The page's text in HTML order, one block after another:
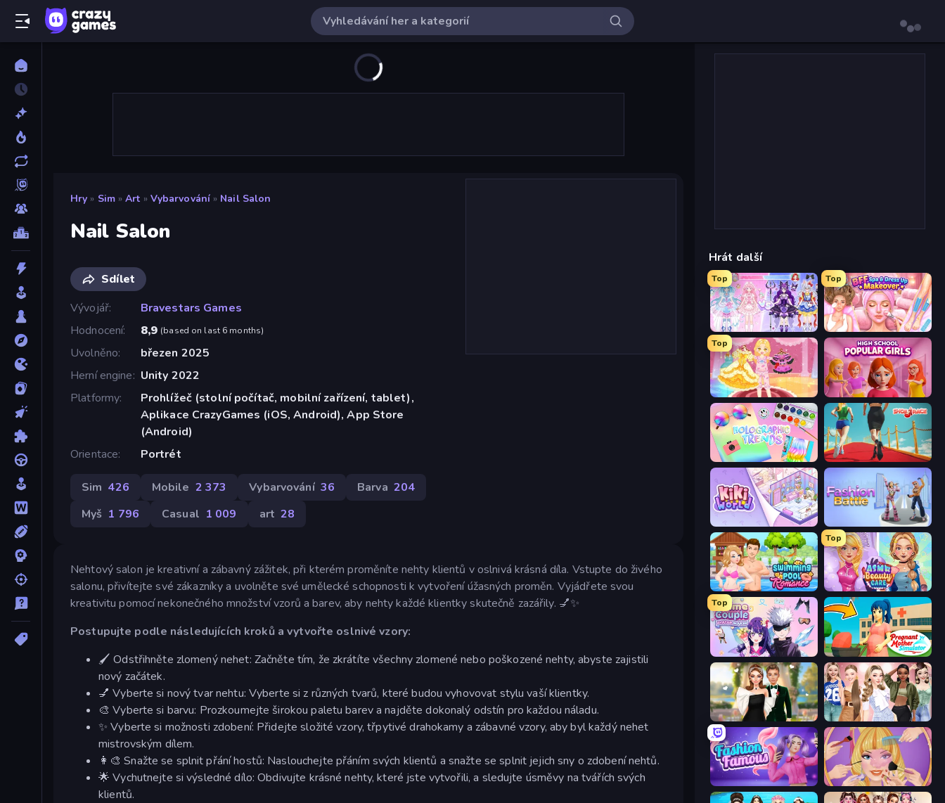
Hry » Sim » Art » Vybarvování » Nail Salon
Nail Salon
Sdílet
Vývojář
Bravestars Games
Hodnocení
8,9 (based on last 6 months)
Uvolněno
březen 2025
Herní engine
Unity 2022
Platformy
Prohlížeč (stolní počítač, mobilní zařízení, tablet),
Aplikace CrazyGames (iOS, Android), App Store
(Android)
Orientace
Portrét
Sim 426 Mobile 2 373 Vybarvování 36 Barva 204
Myš 1 796 Casual 1 009 art 28
Nehtový salon je kreativní a zábavný zážitek, při kterém proměníte nehty klientů v oslnivá krásná díla. Vstupte do živého
salonu, přivítejte své zákazníky a uvolněte své umělecké schopnosti k vytvoření úžasných proměn. Vyjádřete svou
kreativitu pomocí nekonečného množství vzorů a barev, aby nehty každé klientky skutečně zazářily. 💅✨
Postupujte podle následujících kroků a vytvořte oslnivé vzory:
🖌️ Odstřihněte zlomený nehet: Začněte tím, že zkrátíte všechny zlomené nebo poškozené nehty, abyste zajistili
nový začátek.
💅 Vyberte si nový tvar nehtu: Vyberte si z různých tvarů, které budou vyhovovat stylu vaší klientky.
🎨 Vyberte si barvu: Prozkoumejte širokou paletu barev a najděte dokonalý odstín pro každou náladu.
✨ Vyberte si možnosti zdobení: Přidejte složité vzory, třpytivé drahokamy a zábavné vzory, aby byl každý nehet
mistrovským dílem.
👩‍🎨 Snažte se splnit přání hostů: Naslouchejte přáním svých klientů a snažte se splnit jejich sny o zdobení nehtů.
🌟 Vychutnejte si výsledné dílo: Obdivujte krásné nehty, které jste vytvořili, a sledujte úsměvy na tvářích svých
klientů.
Hrát další
Top
Idol Livestream: Fashion Game
Top
BFF Makeover - Spa & Dress Up
Top
Royal Glow Princess Makeover
Holographic Trends Shoe Race
KiKi World Fashion Battle
Swimming Pool Romance
Top
ASMR Beauty Care
Top
Anime Couple: Avatar Maker Pregnant Mother Simulator
Valentine's Day Proposal Fashion Week 2025
Fashion Famous Extreme Makeover